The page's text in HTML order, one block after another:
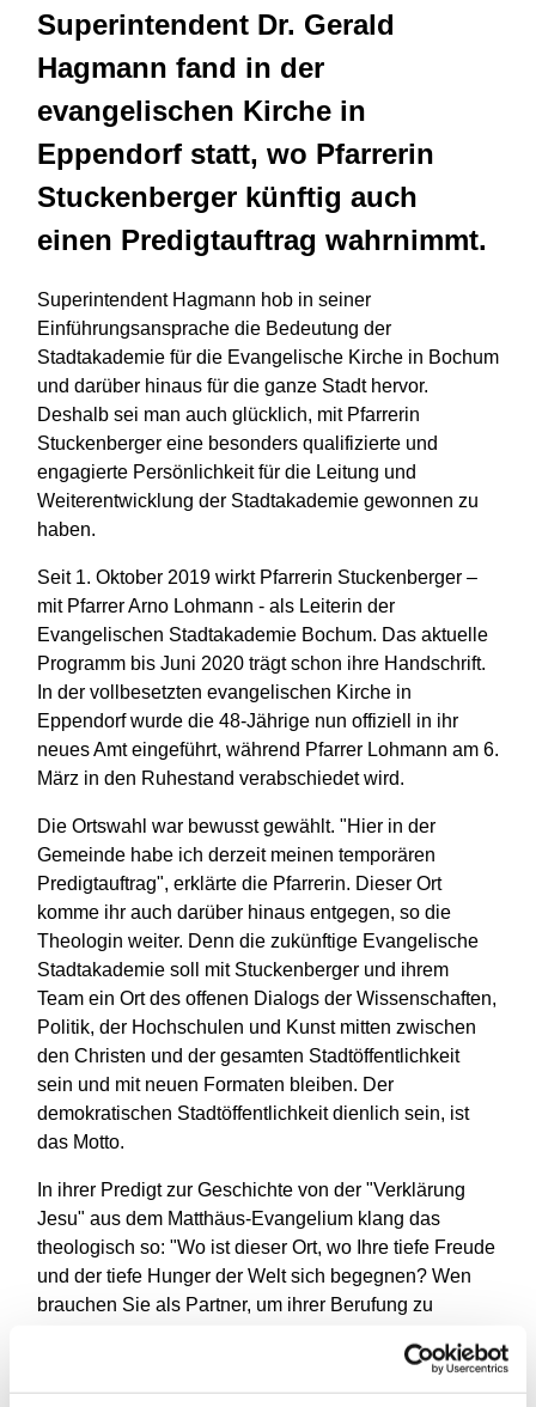
Superintendent Dr. Gerald
Hagmann fand in der
evangelischen Kirche in
Eppendorf statt, wo Pfarrerin
Stuckenberger künftig auch
einen Predigtauftrag wahrnimmt.
Superintendent Hagmann hob in seiner
Einführungsansprache die Bedeutung der
Stadtakademie für die Evangelische Kirche in Bochum
und darüber hinaus für die ganze Stadt hervor.
Deshalb sei man auch glücklich, mit Pfarrerin
Stuckenberger eine besonders qualifizierte und
engagierte Persönlichkeit für die Leitung und
Weiterentwicklung der Stadtakademie gewonnen zu
haben.
Seit 1. Oktober 2019 wirkt Pfarrerin Stuckenberger –
mit Pfarrer Arno Lohmann - als Leiterin der
Evangelischen Stadtakademie Bochum. Das aktuelle
Programm bis Juni 2020 trägt schon ihre Handschrift.
In der vollbesetzten evangelischen Kirche in
Eppendorf wurde die 48-Jährige nun offiziell in ihr
neues Amt eingeführt, während Pfarrer Lohmann am 6.
März in den Ruhestand verabschiedet wird.
Die Ortswahl war bewusst gewählt. "Hier in der
Gemeinde habe ich derzeit meinen temporären
Predigtauftrag", erklärte die Pfarrerin. Dieser Ort
komme ihr auch darüber hinaus entgegen, so die
Theologin weiter. Denn die zukünftige Evangelische
Stadtakademie soll mit Stuckenberger und ihrem
Team ein Ort des offenen Dialogs der Wissenschaften,
Politik, der Hochschulen und Kunst mitten zwischen
den Christen und der gesamten Stadtöffentlichkeit
sein und mit neuen Formaten bleiben. Der
demokratischen Stadtöffentlichkeit dienlich sein, ist
das Motto.
In ihrer Predigt zur Geschichte von der "Verklärung
Jesu" aus dem Matthäus-Evangelium klang das
theologisch so: "Wo ist dieser Ort, wo Ihre tiefe Freude
und der tiefe Hunger der Welt sich begegnen? Wen
brauchen Sie als Partner, um ihrer Berufung zu
steht in jedem Fall bereit! Mit dieser Welt in Berührung
stehen. Sie klar sehen, erforschen, ergründen, prüfen,